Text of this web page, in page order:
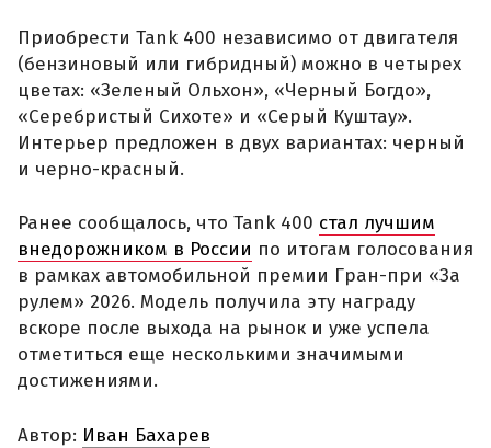
Приобрести Tank 400 независимо от двигателя
(бензиновый или гибридный) можно в четырех
цветах: «Зеленый Ольхон», «Черный Богдо»,
«Серебристый Сихоте» и «Серый Куштау».
Интерьер предложен в двух вариантах: черный
и черно-красный.
Ранее сообщалось, что Tank 400 стал лучшим
внедорожником в России по итогам голосования
в рамках автомобильной премии Гран-при «За
рулем» 2026. Модель получила эту награду
вскоре после выхода на рынок и уже успела
отметиться еще несколькими значимыми
достижениями.
Автор: Иван Бахарев